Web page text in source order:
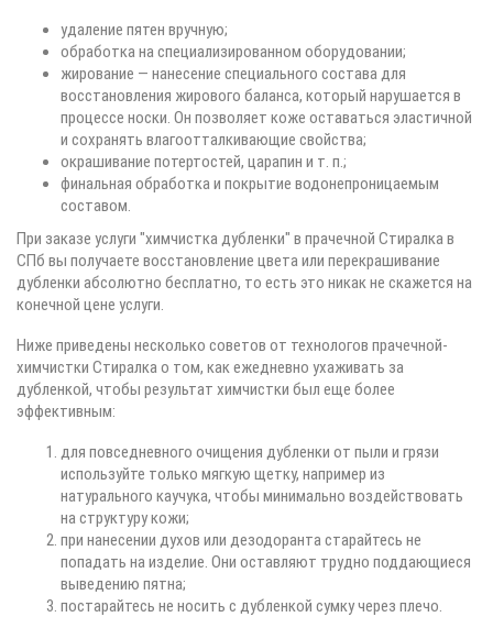
удаление пятен вручную;
обработка на специализированном оборудовании;
жирование — нанесение специального состава для
восстановления жирового баланса, который нарушается в
процессе носки. Он позволяет коже оставаться эластичной
и сохранять влагоотталкивающие свойства;
окрашивание потертостей, царапин и т. п.;
финальная обработка и покрытие водонепроницаемым
составом.
При заказе услуги "химчистка дубленки" в прачечной Стиралка в
СПб вы получаете восстановление цвета или перекрашивание
дубленки абсолютно бесплатно, то есть это никак не скажется на
конечной цене услуги.
Ниже приведены несколько советов от технологов прачечной-
химчистки Стиралка о том, как ежедневно ухаживать за
дубленкой, чтобы результат химчистки был еще более
эффективным:
для повседневного очищения дубленки от пыли и грязи
используйте только мягкую щетку, например из
натурального каучука, чтобы минимально воздействовать
на структуру кожи;
при нанесении духов или дезодоранта старайтесь не
попадать на изделие. Они оставляют трудно поддающиеся
выведению пятна;
постарайтесь не носить с дубленкой сумку через плечо.